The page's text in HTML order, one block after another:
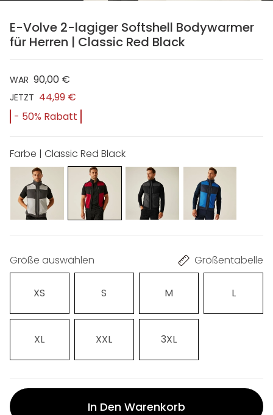
E-Volve 2-lagiger Softshell Bodywarmer
für Herren | Classic Red Black
WAR 90,00 €
JETZT 44,99 €
- 50% Rabatt
Farbe | Classic Red Black
Größe auswählen Größentabelle
XS S M L
XL XXL 3XL
In Den Warenkorb